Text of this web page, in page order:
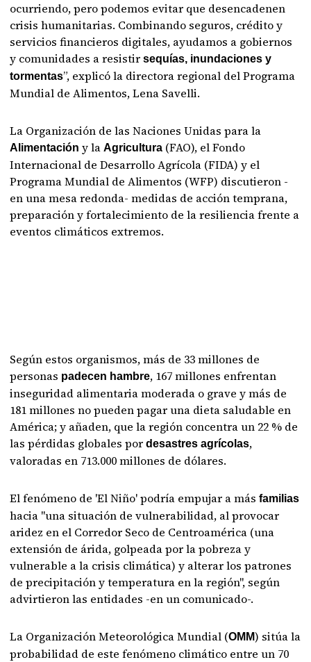
ocurriendo, pero podemos evitar que desencadenen
crisis humanitarias. Combinando seguros, crédito y
servicios financieros digitales, ayudamos a gobiernos
y comunidades a resistirsequías, inundaciones y
tormentas”, explicó la directora regional del Programa
Mundial de Alimentos, Lena Savelli.
La Organización de las Naciones Unidas para la
Alimentación y laAgricultura (FAO), el Fondo
Internacional de Desarrollo Agrícola (FIDA) y el
Programa Mundial de Alimentos (WFP) discutieron -
en una mesa redonda- medidas de acción temprana,
preparación y fortalecimiento de la resiliencia frente a
eventos climáticos extremos.
Según estos organismos, más de 33 millones de
personas padecen hambre, 167 millones enfrentan
inseguridad alimentaria moderada o grave y más de
181 millones no pueden pagar una dieta saludable en
América; y añaden, que la región concentra un 22 % de
las pérdidas globales pordesastres agrícolas,
valoradas en 713.000 millones de dólares.
El fenómeno de 'El Niño' podría empujar a másfamilias
hacia "una situación de vulnerabilidad, al provocar
aridez en el Corredor Seco de Centroamérica (una
extensión de árida, golpeada por la pobreza y
vulnerable a la crisis climática) y alterar los patrones
de precipitación y temperatura en la región", según
advirtieron las entidades -en un comunicado-.
La Organización Meteorológica Mundial (OMM) sitúa la
probabilidad de este fenómeno climático entre un 70